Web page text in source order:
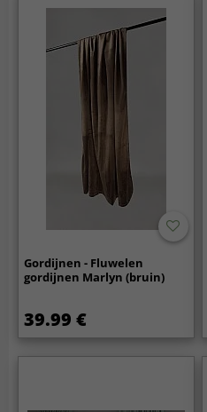
Gordijnen - Fluwelen
gordijnen Marlyn (bruin)
39.99 €